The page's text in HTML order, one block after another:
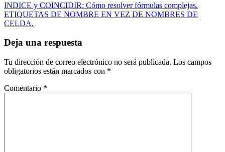
INDICE y COINCIDIR: Cómo resolver fórmulas complejas.
ETIQUETAS DE NOMBRE EN VEZ DE NOMBRES DE
CELDA.
Deja una respuesta
Tu dirección de correo electrónico no será publicada. Los campos
obligatorios están marcados con *
Comentario *